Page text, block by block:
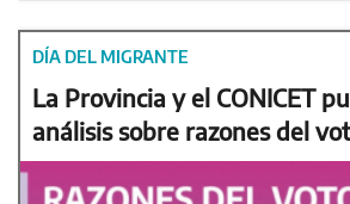
DÍA DEL MIGRANTE
La Provincia y el CONICET
análisis sobre razones del